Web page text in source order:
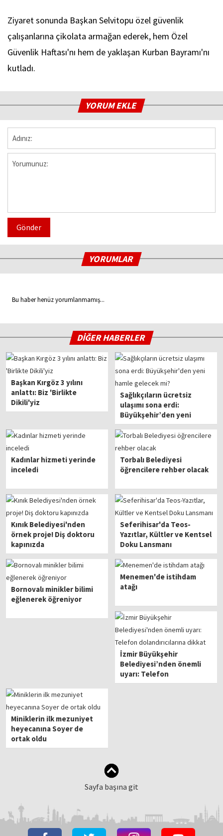
Ziyaret sonunda Başkan Selvitopu özel güvenlik
çalışanlarına çikolata armağan ederek, hem Özel
Güvenlik Haftası'nı hem de yaklaşan Kurban Bayramı'nı
kutladı.
YORUM EKLE
Gönder
YORUMLAR
Bu haber henüz yorumlanmamış...
DİĞER HABERLER
Başkan Kırgöz 3 yılını
anlattı: Biz 'Birlikte
Dikili'yiz
Sağlıkçıların ücretsiz
ulaşımı sona erdi:
Büyükşehir’den yeni
hamle gelecek mi?
Kadınlar hizmeti yerinde
inceledi
Torbalı Belediyesi
öğrencilere rehber olacak
Kınık Belediyesi'nden
örnek proje! Diş doktoru
kapınızda
Seferihisar'da Teos-
Yazıtlar, Kültler ve Kentsel
Doku Lansmanı
Bornovalı minikler bilimi
eğlenerek öğreniyor
Menemen'de istihdam
atağı
İzmir Büyükşehir
Belediyesi’nden önemli
uyarı: Telefon
dolandırıcılarına dikkat
Miniklerin ilk mezuniyet
heyecanına Soyer de
ortak oldu
Sayfa başına git